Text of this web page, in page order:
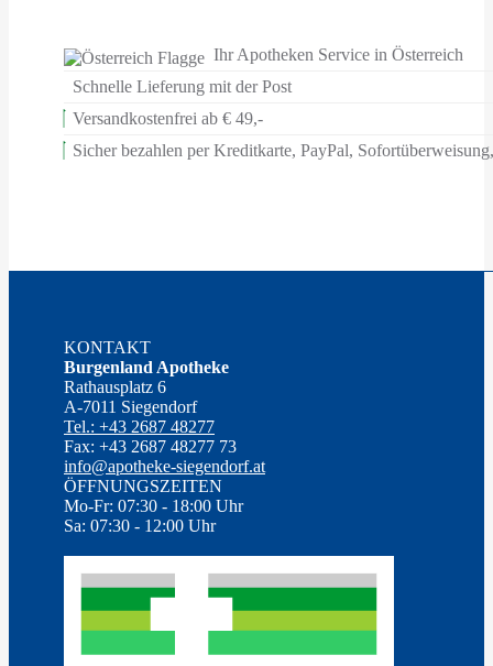
Ihr Apotheken Service in Österreich
Schnelle Lieferung mit der Post
Versandkostenfrei ab € 49,-
Sicher bezahlen per Kreditkarte, PayPal,
KONTAKT
Burgenland Apotheke
Rathausplatz 6
A-7011 Siegendorf
Tel.: +43 2687 48277
Fax: +43 2687 48277 73
info@apotheke-siegendorf.at
ÖFFNUNGSZEITEN
Mo-Fr: 07:30 - 18:00 Uhr
Sa: 07:30 - 12:00 Uhr